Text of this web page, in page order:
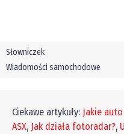
Słowniczek
Wiadomości samochodowe
Ciekawe artykuły: Jakie
ASX, Jak działa fotoradar?,